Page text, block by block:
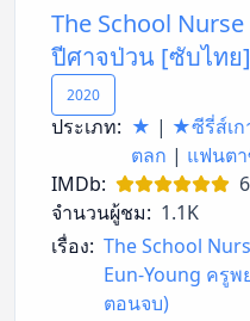
The School
ปีศาจป่วน [ซับไทย
2020
ประเภท: ★ | ★ซีรี่ส์เก
ตลก | แฟนต
IMDb:
จำนวนผู้ชม: 1.1K
เรื่อง: The School
Eun-Young ครู
ตอนจบ)